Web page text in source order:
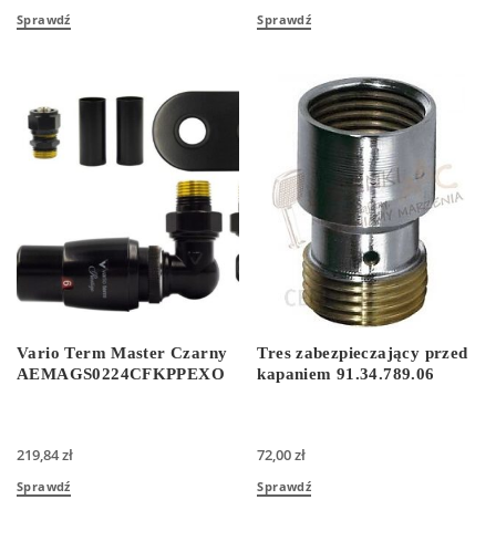
Sprawdź Sprawdź
Vario Term Master Czarny
AEMAGS0224CFKPPEXO
219,84zł
Sprawdź
Tres zabezpieczający przed
kapaniem 91.34.789.06
72,00zł
Sprawdź